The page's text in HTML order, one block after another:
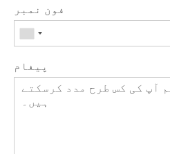
فون نمبر
پیغام